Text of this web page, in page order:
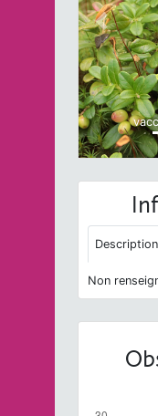
Previous
Description
Non